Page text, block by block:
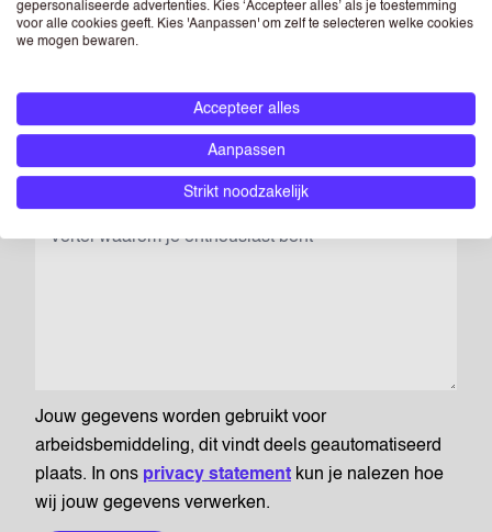
LINKEDIN(OPTIONEEL)
Voer de URL van jouw openbare LinkedIn-profiel in. Log gewoon in
op jouw Linkedin-profiel en zoek naar de URL bovenaan jouw
(OPTIONEEL)
Jouw gegevens worden gebruikt voor
arbeidsbemiddeling, dit vindt deels geautomatiseerd
plaats. In ons privacy statement kun je nalezen hoe
wij jouw gegevens verwerken.
gepersonaliseerde advertenties. Kies ‘Accepteer alles’ als je toestemming
voor alle cookies geeft. Kies 'Aanpassen' om zelf te selecteren welke cookies
we mogen bewaren.
Accepteer alles
Aanpassen
Strikt noodzakelijk